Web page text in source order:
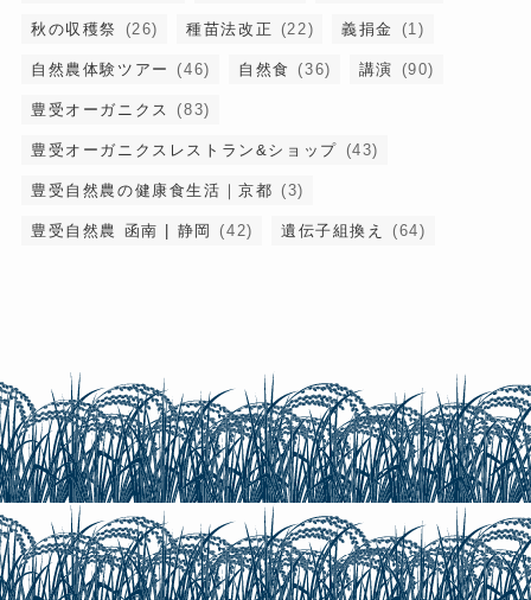
秋の収穫祭 (26) 種苗法改正 (22) 義捐金 (1)
自然農体験ツアー (46) 自然食 (36) 講演 (90)
豊受オーガニクス (83)
豊受オーガニクスレストラン&ショップ (43)
豊受自然農の健康食生活｜京都 (3)
豊受自然農 函南 | 静岡 (42) 遺伝子組換え (64)